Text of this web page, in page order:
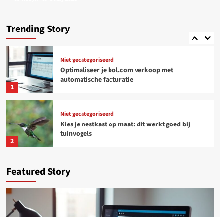
Trending Story
5
freelancers
1
Niet gecategoriseerd
Optimaliseer je bol.com verkoop met
automatische facturatie
2
Niet gecategoriseerd
Kies je nestkast op maat: dit werkt goed bij
tuinvogels
3
Woondecoratie
Tijdloos design, voelbaar comfort: wonen met
Deceuninck aluminium ramen en deuren
Featured Story